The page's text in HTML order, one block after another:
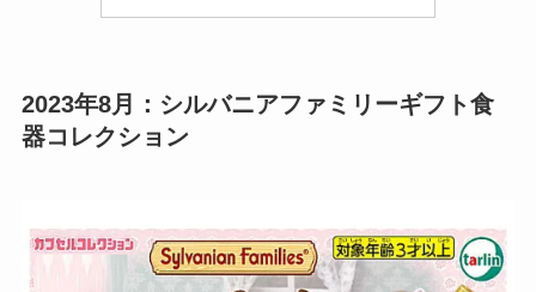
2023年8月：シルバニアファミリーギフト食
器コレクション